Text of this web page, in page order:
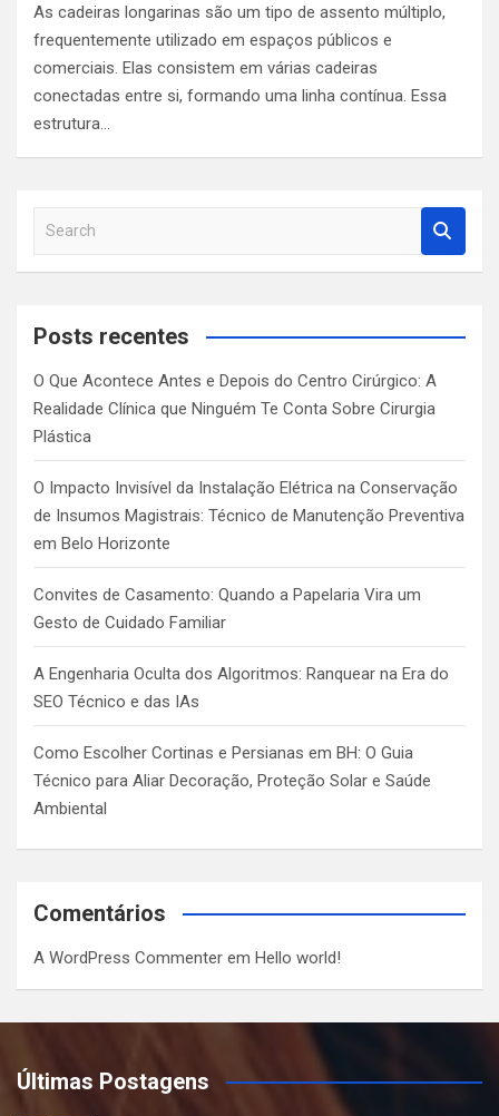
As cadeiras longarinas são um tipo de assento múltiplo,
frequentemente utilizado em espaços públicos e
comerciais. Elas consistem em várias cadeiras
conectadas entre si, formando uma linha contínua. Essa
estrutura…
a
c
Posts recentes
O Que Acontece Antes e Depois do Centro Cirúrgico: A
Realidade Clínica que Ninguém Te Conta Sobre Cirurgia
Plástica
O Impacto Invisível da Instalação Elétrica na Conservação
de Insumos Magistrais: Técnico de Manutenção Preventiva
em Belo Horizonte
Convites de Casamento: Quando a Papelaria Vira um
Gesto de Cuidado Familiar
A Engenharia Oculta dos Algoritmos: Ranquear na Era do
SEO Técnico e das IAs
Como Escolher Cortinas e Persianas em BH: O Guia
Técnico para Aliar Decoração, Proteção Solar e Saúde
Ambiental
Comentários
A WordPress Commenter em Hello world!
Últimas Postagens